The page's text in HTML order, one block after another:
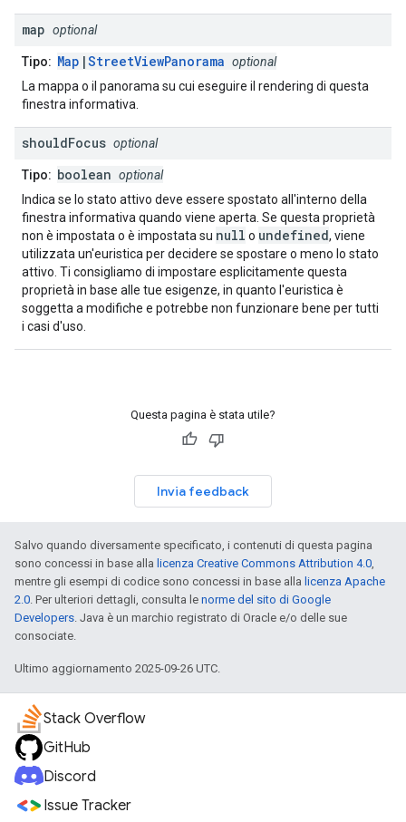
map optional
Tipo: Map |StreetViewPanorama optional
La mappa o il panorama su cui eseguire il rendering di questa
finestra informativa.
shouldFocus optional
Tipo: boolean optional
Indica se lo stato attivo deve essere spostato all'interno della
finestra informativa quando viene aperta. Se questa proprietà
non è impostata o è impostata su null o undefined, viene
utilizzata un'euristica per decidere se spostare o meno lo stato
attivo. Ti consigliamo di impostare esplicitamente questa
proprietà in base alle tue esigenze, in quanto l'euristica è
soggetta a modifiche e potrebbe non funzionare bene per tutti
i casi d'uso.
Questa pagina è stata utile?
Invia feedback
Salvo quando diversamente specificato, i contenuti di questa pagina
sono concessi in base alla licenza Creative Commons Attribution 4.0,
mentre gli esempi di codice sono concessi in base alla licenza Apache
2.0. Per ulteriori dettagli, consulta le norme del sito di Google
Developers. Java è un marchio registrato di Oracle e/o delle sue
consociate.
Ultimo aggiornamento 2025-09-26 UTC.
Stack Overflow
GitHub
Discord
Issue Tracker